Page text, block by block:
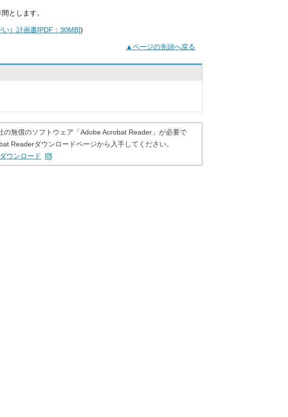
とします。
い）計画書[PDF：30MB])
▲ページの先頭へ戻る
の無償のソフトウェア「Adobe Acrobat Reader」が必要で
Readerダウンロードページから入手してください。
ウンロード